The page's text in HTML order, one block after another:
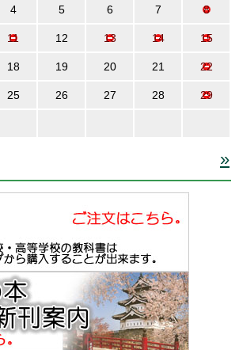
4 5 6 7 8
11 12 13 14 15
18 19 20 21 22
25 26 27 28 29
»